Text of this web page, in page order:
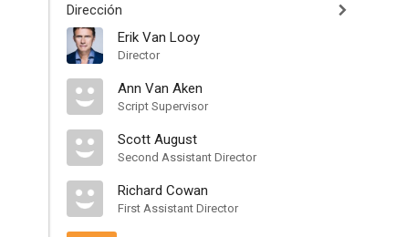
Dirección
Erik Van Looy
Director
Ann Van Aken
Script Supervisor
Scott August
Second Assistant Director
Richard Cowan
First Assistant Director